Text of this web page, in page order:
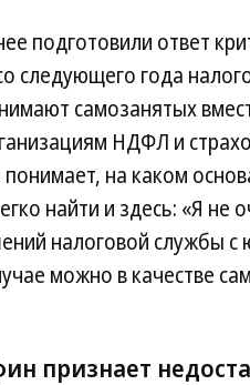
подготовили ответ
следующего года
самозанятых
НДФЛ и
на каком
найти и здесь: «Я
налоговой службы
можно в качестве
признает